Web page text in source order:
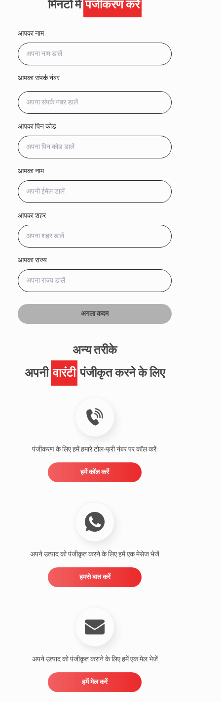
मिनटों में पंजीकरण करें
आपका नाम
आपका संपर्क नंबर
आपका नाम
आपका पिन कोड
आपका शहर
आपका राज्य
अगला कदम
अन्य तरीके
अपनी वारंटी पंजीकृत करने के लिए
पंजीकरण के लिए हमें हमारे टोल-फ्री नंबर पर कॉल करें:
हमें कॉल करें
अपने उत्पाद को पंजीकृत करने के लिए हमें एक मेसेज भेजें
हमसे बात करें
अपने उत्पाद को पंजीकृत कराने के लिए हमें एक मेल भेजें
हमें मेल करें